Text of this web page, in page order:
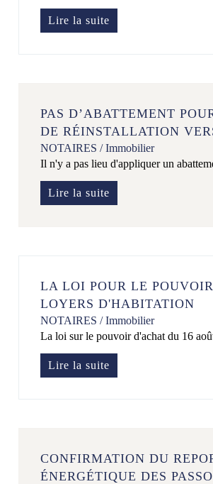
Lire la suite
PAS D’ABATTEMENT
DE RÉINSTALLATION
NOTAIRES /Immobilier
Il n'y a pas lieu d'appliquer un
Lire la suite
LA LOI POUR LE
LOYERS D'HABITATION
NOTAIRES /Immobilier
La loi sur le pouvoir d'achat du 16
Lire la suite
CONFIRMATION DU
ÉNERGÉTIQUE DES